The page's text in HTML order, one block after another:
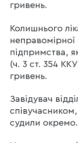
гривень.
Колишнього
підпримства,
(ч. 3 ст. 354
гривень.
Завідувач
судили окремо.